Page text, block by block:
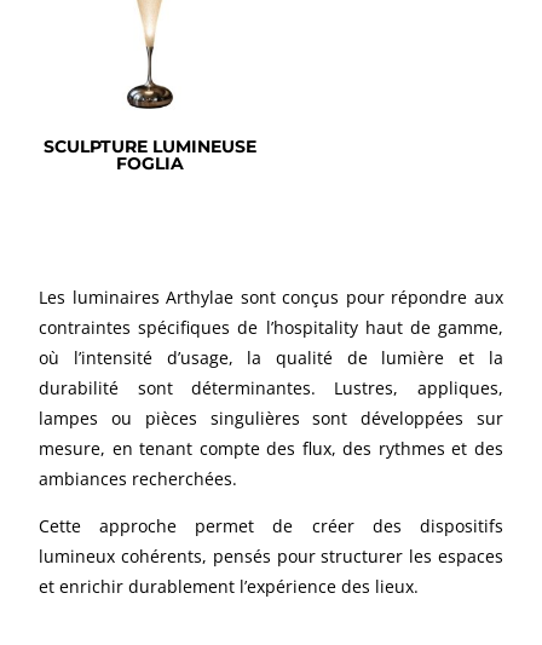
SCULPTURE LUMINEUSE
FOGLIA
Les luminaires Arthylae sont conçus pour répondre aux
contraintes spécifiques de l’hospitality haut de gamme,
où l’intensité d’usage, la qualité de lumière et la
durabilité sont déterminantes. Lustres, appliques,
lampes ou pièces singulières sont développées sur
mesure, en tenant compte des flux, des rythmes et des
ambiances recherchées.
Cette approche permet de créer des dispositifs
lumineux cohérents, pensés pour structurer les espaces
et enrichir durablement l’expérience des lieux.